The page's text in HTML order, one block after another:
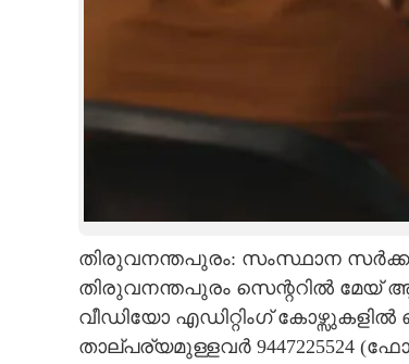
CARTOONS
LITERATURE
തിരുവനന്തപുരം: സംസ്ഥാന
തിരുവനന്തപുരം സെന്ററിൽ മേയ്
വീഡിയോ എഡിറ്റിംഗ് കോഴ്സുകളിൽ
താല്പര്യമുള്ളവർ 9447225524